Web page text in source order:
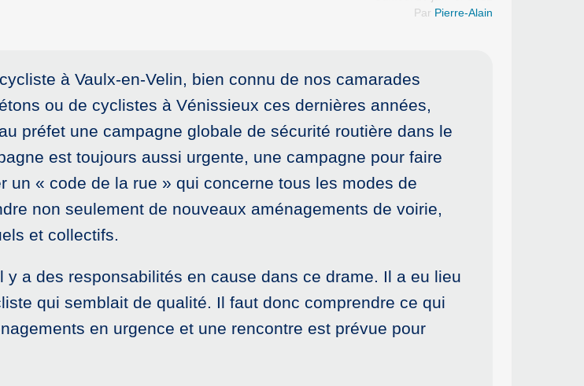
Par Pierre-Alain
à Vaulx-en-Velin, bien connu de nos camarades
ou de cyclistes à Vénissieux ces dernières années,
préfet une campagne globale de sécurité routière dans le
est toujours aussi urgente, une campagne pour faire
un « code de la rue » qui concerne tous les modes de
non seulement de nouveaux aménagements de voirie,
et collectifs.
y a des responsabilités en cause dans ce drame. Il a eu lieu
qui semblait de qualité. Il faut donc comprendre ce qui
en urgence et une rencontre est prévue pour